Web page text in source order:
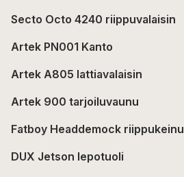
Secto Octo 4240 riippuvalaisin
Artek PN001 Kanto
Artek A805 lattiavalaisin
Artek 900 tarjoiluvaunu
Fatboy Headdemock riippukeinu
DUX Jetson lepotuoli